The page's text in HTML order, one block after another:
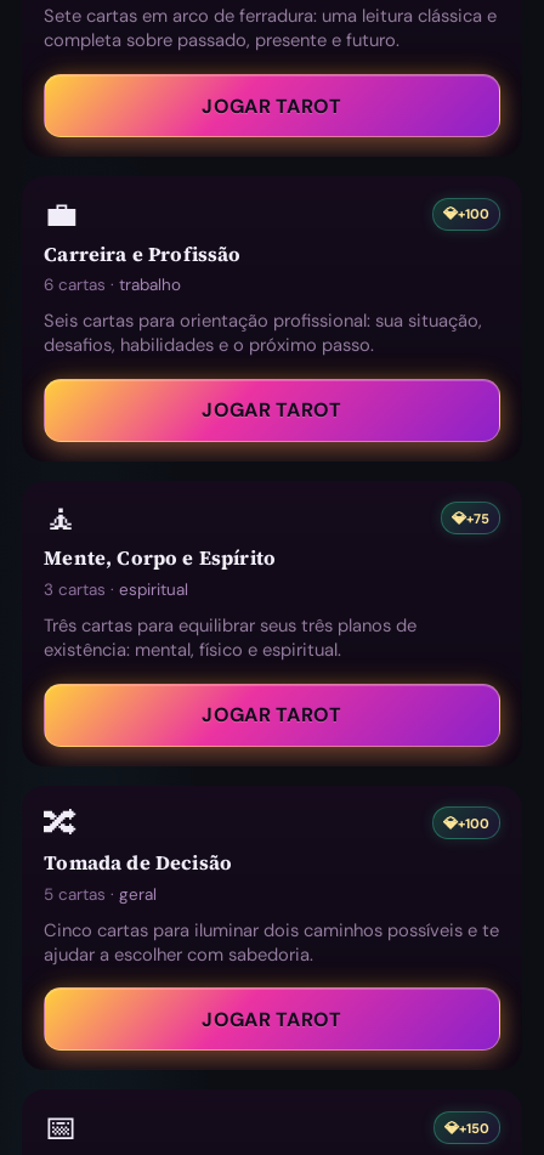
Sete cartas em arco de ferradura: uma leitura clássica e
completa sobre passado, presente e futuro.
JOGAR TAROT
💼 💎+100
Carreira e Profissão
6 cartas ·trabalho
Seis cartas para orientação profissional: sua situação,
desafios, habilidades e o próximo passo.
JOGAR TAROT
🧘 💎+75
Mente, Corpo e Espírito
3 cartas ·espiritual
Três cartas para equilibrar seus três planos de
existência: mental, físico e espiritual.
JOGAR TAROT
🔀 💎+100
Tomada de Decisão
5 cartas ·geral
Cinco cartas para iluminar dois caminhos possíveis e te
ajudar a escolher com sabedoria.
JOGAR TAROT
📅 💎+150